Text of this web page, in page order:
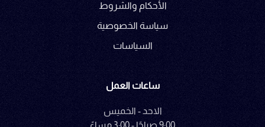
الأحكام والشروط
سياسة الخصوصية
السياسات
ساعات العمل
الاحد - الخميس
9:00 صباحًا - 3:00 مساءً